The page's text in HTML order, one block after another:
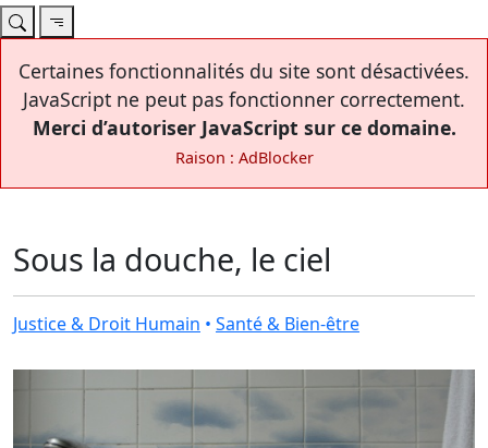
Certaines fonctionnalités du site sont désactivées.
JavaScript ne peut pas fonctionner correctement.
Merci d’autoriser JavaScript sur ce domaine.
Raison : AdBlocker
Sous la douche, le ciel
Justice & Droit Humain • Santé & Bien-être